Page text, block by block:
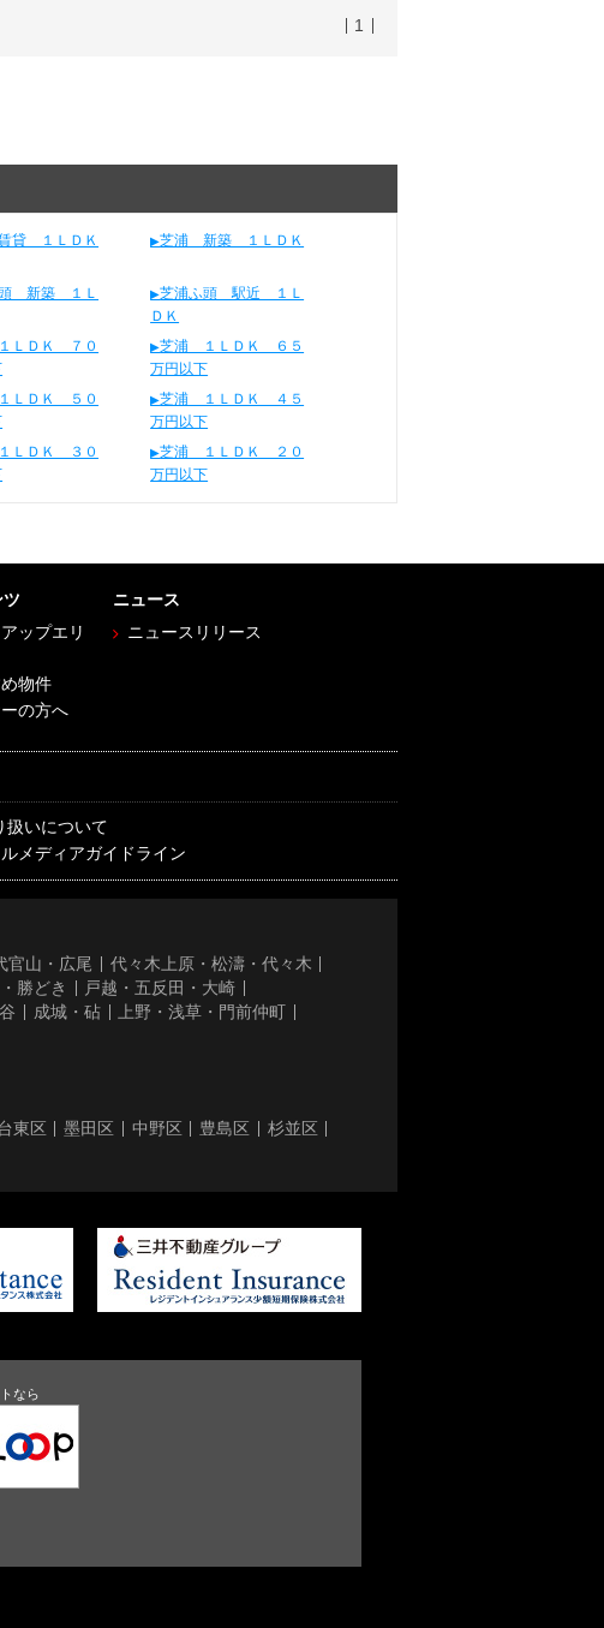
1
貸 １ＬＤＫ 芝浦 新築 １ＬＤＫ
新築 １Ｌ
芝浦ふ頭 駅近 １Ｌ
ＤＫ
ＬＤＫ ７０
芝浦 １ＬＤＫ ６５
万円以下
ＬＤＫ ５０
芝浦 １ＬＤＫ ４５
万円以下
ＬＤＫ ３０
芝浦 １ＬＤＫ ２０
万円以下
ツ
ップエリ
物件
の方へ
ニュース
ニュースリリース
扱いについて
メディアガイドライン
官山・広尾
代々木上原・松濤・代々木
勝どき
戸越・五反田・大崎
成城・砧
上野・浅草・門前仲町
東区 墨田区 中野区 豊島区
杉並区
なら